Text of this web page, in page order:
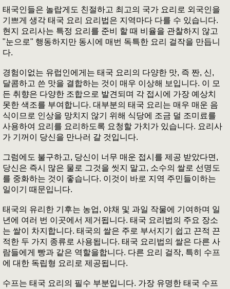
태국인들은 놀랍게도 친절하고 최고의 국가 요리로 외국인을
기쁘게 생각 태국 요리 요리법은 지역마다 다를 수 있습니다.
현지 요리사는 특정 요리를 준비 할 때 비율을 관찰하지 않고
"눈으로" 행동하지만 동시에 매번 독특한 요리 걸작을 만듭니
다.
경험이없는 유럽인에게는 태국 요리의 다양한 맛, 즉 짠, 신,
달콤하고 쓴 맛을 결합하는 것이 매우 이상해 보입니다. 이 모
든 취향은 다양한 조합으로 발견되며 각 접시에 가장 예상치
못한 색조를 부여합니다. 대부분의 태국 요리는 매우 매운 음
식이므로 인상을 망치지 않기 위해 식당에 조금 덜 조미료를
사용하여 요리를 요리하도록 요청할 가치가 있습니다. 요리사
가 기꺼이 당신을 만나러 갈 것입니다.
그럼에도 불구하고, 당신이 너무 매운 접시를 제공 받았다면,
당신은 즉시 많은 물로 그것을 씻지 말고, 소수의 쌀로 선명도
를 중화하는 것이 좋습니다. 이것이 바로 지역 주민들이하는
일이기 때문입니다.
태국의 유리한 기후는 농업, 야채 및 과일 작물에 기여하며 일
년에 여러 번 이곳에서 제거됩니다. 태국 요리법의 주요 장소
는 쌀이 차지합니다. 태국의 쌀은 주로 부서지기 쉽고 끈적 끈
적한 두 가지 종류로 사용됩니다. 태국 요리법의 쌀은 다른 사
람들에게 빵과 같은 역할을합니다. 다른 요리 걸작, 특히 수프
에 대한 독립형 요리로 제공됩니다.
수프는 태국 요리의 필수 부분입니다. 가장 유명한 태국 수프